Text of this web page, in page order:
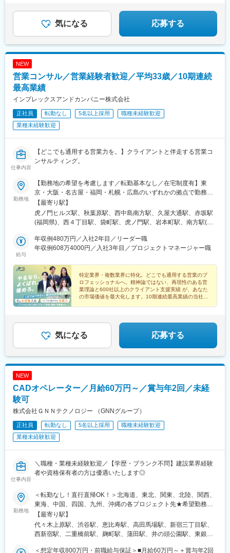
気になる 応募する
NEW
営業コンサル／営業経験者歓迎／平均33歳／10期連続
最高業績
インプレックスアンドカンパニー株式会社
正社員 転勤なし 5名以上採用
職種未経験歓迎
業種未経験歓迎
仕事内容
【どこでも通用する営業力を。】クライアントと伴走する営業コ
ンサルティング。
勤務地
【勤務地の希望を考慮します／転勤基本なし／在宅制度有】東
京・大阪・名古屋・福岡・札幌・広島のいずれかの拠点で勤務◯
東京本社東京都港区虎ノ門1-23-1 虎ノ門ヒルズ森タワー18階受動
喫煙対策：あり（屋内禁煙 / 喫煙専用室あり)◯秋葉原営業所東京
都千代田区神田和泉町1-7-2 S-Glanzビル4階受動喫煙対策：あり
幌大手町ビル5階受動喫煙対策：あり（敷地内禁煙）◯名古屋営業
所愛知県名古屋市東区泉1-15-14 アルピニストビル6階受動喫煙対
阪府大阪市淀川区西中島5-11-9 新大阪中里ビル3階受動喫煙対
策：あり（屋内禁煙 / 喫煙専用室設置あり)◯広島営業所広島県広
島市中区大手町2-8-1 大手町スクエア8階（B）受動喫煙対策：あ
り（敷地内禁煙）◯福岡営業所福岡県福岡市中央区大名1-2-23 ビ
ジネス・ワンけやき通りビル3階受動喫煙対策：あり（屋内禁煙・
【最寄り駅】
虎ノ門ヒルズ駅、秋葉原駅、西中島南方駅、久屋大通駅、赤坂駅
(福岡県)、西４丁目駅、袋町駅、虎ノ門駅、岩本町駅、南方駅(大
駅、末広町駅(東京都)、新大阪駅、栄駅(愛知県)、西鉄福岡駅、狸
小路駅、中電前駅
給与
年収例480万円／入社2年目／リーダー職
年収例608万4000円／入社3年目／プロジェクトマネージャー職
特定業界・複数業界に特化。どこでも通用する営業のプ
ロフェッショナルへ。精神論ではない、再現性のある営
業理論と600社以上のクライアント支援実績 が、あなた
の市場価値を最大化します。10期連続最高業績の当社
気になる 応募する
NEW
CADオペレーター／月給60万円～／賞与年2回／未経
験可
株式会社ＧＮＮテクノロジー （GNNグループ）
正社員 転勤なし 5名以上採用
職種未経験歓迎
業種未経験歓迎
仕事内容
＼職種・業種未経験歓迎／【学歴・ブランク不問】建設業界経験
者や資格保有者の方は優遇いたします◎
勤務地
＜転勤なし！直行直帰OK！＞北海道、東北、関東、北陸、関西、
東海、中国、四国、九州、沖縄の各プロジェクト先★希望勤務
地・通勤時間を考慮いたします！★直行直帰OK★U・Iターン歓
迎！住宅手当あり★転居を伴う転勤はありません北海道東北／青
森県・岩手県・宮城県・秋田県・山形県・福島県関東／東京、神
川、福井、新潟県、長野県、山梨県関西／大阪、京都、滋賀、兵
【最寄り駅】
代々木上原駅、渋谷駅、恵比寿駅、高田馬場駅、新宿三丁目駅、
西新宿駅、二重橋前駅、麹町駅、蒲田駅、井の頭公園駅、東銀座
＜想定年収800万円・前職給与保証＞■月給60万円～＋賞与年2回